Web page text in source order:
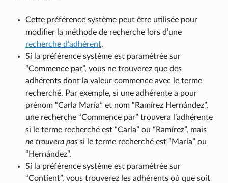
Cette préférence système peut être utilisée pour
modifier la méthode de recherche lors d’une
recherche d’adhérent.
Si la préférence système est paramétrée sur
“Commence par”, vous ne trouverez que des
adhérents dont la valeur commence avec le terme
recherché. Par exemple, si une adhérente a pour
prénom “Carla María” et nom “Ramírez Hernández”,
une recherche “Commence par” trouvera l’adhérente
si le terme recherché est “Carla” ou “Ramírez”, mais
ne trouvera passi le terme recherché est “María” ou
“Hernández”.
Si la préférence système est paramétrée sur
“Contient”, vous trouverez les adhérents où que soit